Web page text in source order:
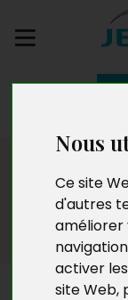
Nous
Ce site
d'autres
améliorer
activer
site Web,